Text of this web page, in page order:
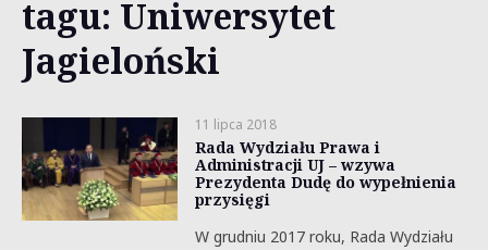
tagu: Uniwersytet
Jagieloński
11 lipca 2018
Rada Wydziału Prawa i
Administracji UJ – wzywa
Prezydenta Dudę do wypełnienia
przysięgi
W grudniu 2017 roku, Rada Wydziału